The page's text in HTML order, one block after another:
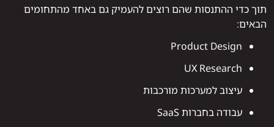
תוך כדי ההתנסות שהם רוצים להעמיק גם באחד מהתחומים
הבאים:
Product Design
UX Research
עיצוב למערכות מורכבות
עבודה בחברות SaaS